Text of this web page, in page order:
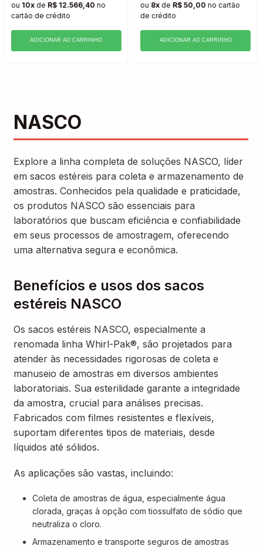
ou 10xde R$ 12.566,40 no
cartão de crédito
ADICIONAR AO CARRINHO
ou 8x de R$ 50,00 no cartão
de crédito
ADICIONAR AO CARRINHO
NASCO
Explore a linha completa de soluções NASCO, líder
em sacos estéreis para coleta e armazenamento de
amostras. Conhecidos pela qualidade e praticidade,
os produtos NASCO são essenciais para
laboratórios que buscam eficiência e confiabilidade
em seus processos de amostragem, oferecendo
uma alternativa segura e econômica.
Benefícios e usos dos sacos
estéreis NASCO
Os sacos estéreis NASCO, especialmente a
renomada linha Whirl-Pak®, são projetados para
atender às necessidades rigorosas de coleta e
manuseio de amostras em diversos ambientes
laboratoriais. Sua esterilidade garante a integridade
da amostra, crucial para análises precisas.
Fabricados com filmes resistentes e flexíveis,
suportam diferentes tipos de materiais, desde
líquidos até sólidos.
As aplicações são vastas, incluindo:
Coleta de amostras de água, especialmente água
clorada, graças à opção com tiossulfato de sódio que
neutraliza o cloro.
Armazenamento e transporte seguros de amostras